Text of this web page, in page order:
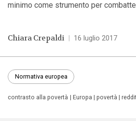
minimo come strumento per
Chiara Crepaldi | 16 luglio 2017
Normativa europea
contrasto alla povertà Europa povertà